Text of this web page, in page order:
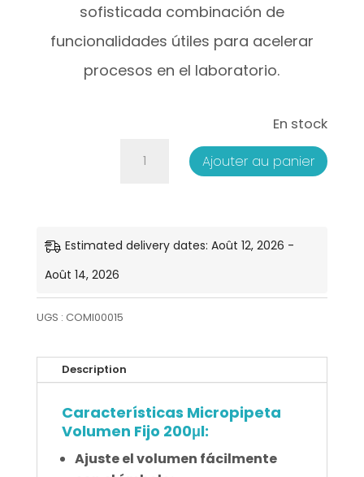
sofisticada combinación de
funcionalidades útiles para acelerar
procesos en el laboratorio.
En stock
quantité
Volumen
-
200μl
Ajouter au panier
Estimated delivery dates: Août 12, 2026 -
Août 14, 2026
UGS : COMI00015
Description
Características Micropipeta
Volumen Fijo 200μl:
Ajuste el volumen fácilmente